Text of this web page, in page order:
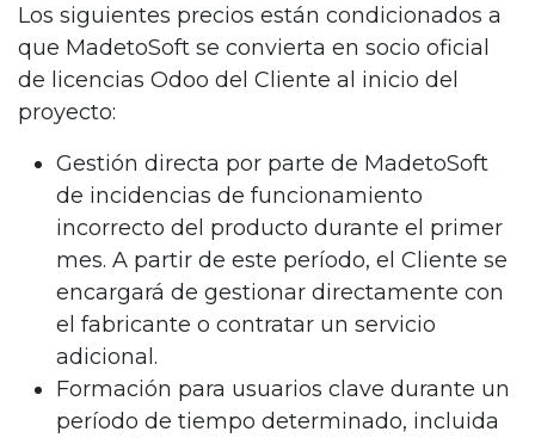
Los siguientes precios están condicionados a
que MadetoSoft se convierta en socio oficial
de licencias Odoo del Cliente al inicio del
proyecto:
Gestión directa por parte de MadetoSoft
de incidencias de funcionamiento
incorrecto del producto durante el primer
mes. A partir de este período, el Cliente se
encargará de gestionar directamente con
el fabricante o contratar un servicio
adicional.
Formación para usuarios clave durante un
período de tiempo determinado, incluida